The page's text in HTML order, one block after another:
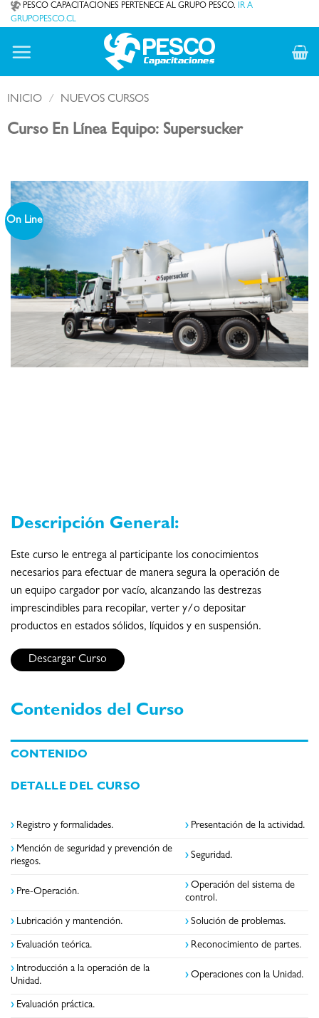
Saltar
al
contenido
PESCO CAPACITACIONES PERTENECE AL GRUPO PESCO. IR A
GRUPOPESCO.CL
INICIO / NUEVOS CURSOS
Curso En Línea Equipo: Supersucker
On Line
Descripción General:
Este curso le entrega al participante los conocimientos
necesarios para efectuar de manera segura la operación de
un equipo cargador por vacío, alcanzando las destrezas
imprescindibles para recopilar, verter y/o depositar
productos en estados sólidos, líquidos y en suspensión.
Descargar Curso
Contenidos del Curso
CONTENIDO
DETALLE DEL CURSO
› Registro y formalidades. › Presentación de la actividad.
› Mención de seguridad y prevención de
riesgos.
› Seguridad.
› Pre-Operación.
› Operación del sistema de
control.
› Lubricación y mantención. › Solución de problemas.
› Evaluación teórica. › Reconocimiento de partes.
› Introducción a la operación de la
Unidad.
› Operaciones con la Unidad.
› Evaluación práctica.